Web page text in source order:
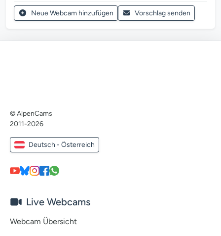
Neue Webcam hinzufügen Vorschlag senden
© AlpenCams
2011-2026
Deutsch - Österreich
Live Webcams
Webcam Übersicht